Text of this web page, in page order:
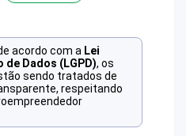
acordo com a Lei
de Dados (LGPD), os
sendo tratados de
respeitando